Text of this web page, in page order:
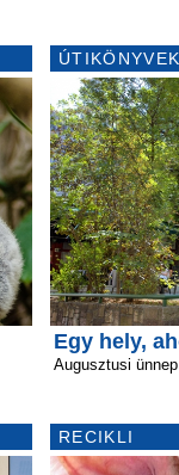
Egy hely,
Augusztusi
RECIKLI